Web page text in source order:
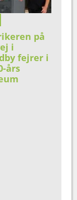
på
i
fejrer i
års